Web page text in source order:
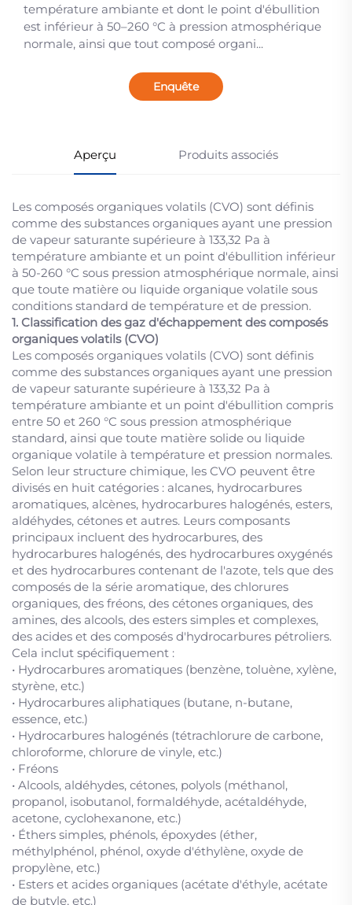
température ambiante et dont le point d'ébullition
est inférieur à 50–260 °C à pression atmosphérique
normale, ainsi que tout composé organi...
Enquête
Aperçu Produits associés
Les composés organiques volatils (CVO) sont définis
comme des substances organiques ayant une pression
de vapeur saturante supérieure à 133,32 Pa à
température ambiante et un point d'ébullition inférieur
à 50-260 °C sous pression atmosphérique normale, ainsi
que toute matière ou liquide organique volatile sous
conditions standard de température et de pression.
1. Classification des gaz d'échappement des composés
organiques volatils (CVO)
Les composés organiques volatils (CVO) sont définis
comme des substances organiques ayant une pression
de vapeur saturante supérieure à 133,32 Pa à
température ambiante et un point d'ébullition compris
entre 50 et 260 °C sous pression atmosphérique
standard, ainsi que toute matière solide ou liquide
organique volatile à température et pression normales.
Selon leur structure chimique, les CVO peuvent être
divisés en huit catégories : alcanes, hydrocarbures
aromatiques, alcènes, hydrocarbures halogénés, esters,
aldéhydes, cétones et autres. Leurs composants
principaux incluent des hydrocarbures, des
hydrocarbures halogénés, des hydrocarbures oxygénés
et des hydrocarbures contenant de l'azote, tels que des
composés de la série aromatique, des chlorures
organiques, des fréons, des cétones organiques, des
amines, des alcools, des esters simples et complexes,
des acides et des composés d'hydrocarbures pétroliers.
Cela inclut spécifiquement :
• Hydrocarbures aromatiques (benzène, toluène, xylène,
styrène, etc.)
• Hydrocarbures aliphatiques (butane, n-butane,
essence, etc.)
• Hydrocarbures halogénés (tétrachlorure de carbone,
chloroforme, chlorure de vinyle, etc.)
• Fréons
• Alcools, aldéhydes, cétones, polyols (méthanol,
propanol, isobutanol, formaldéhyde, acétaldéhyde,
acetone, cyclohexanone, etc.)
• Éthers simples, phénols, époxydes (éther,
méthylphénol, phénol, oxyde d'éthylène, oxyde de
propylène, etc.)
• Esters et acides organiques (acétate d'éthyle, acétate
de butyle, etc.)